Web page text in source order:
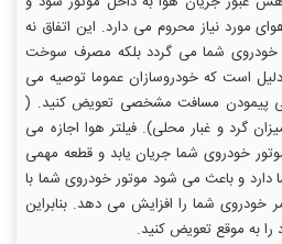
مورد نیاز محروم می دارد. این اتفاق نه
شما می گردد بلکه مصرف سوخت
دلیل است که خودروسازان عموما توصیه می
طی پیمودن مسافت مشخصی تعویض کنید. (
گرد و غبار محلی). فیلتر هوا اجازه می
خودروی شما جریان یابد و قطعه مهمی
دارد و باعث می شود موتور خودروی شما با
خودروی شما را افزایش می دهد. بنابراین
به موقع تعویض کنید.